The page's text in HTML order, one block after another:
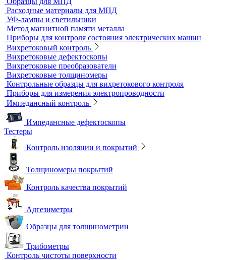
Контроль проникающими веществами
Образцы для ЦД
Пенетрант, проявитель, очиститель
Ультрафиолетовые лампы
Принадлежности для контроля проникающими веществами
Индукционные нагреватели
Нагреватели для монтажа подшипников
Магнитный контроль
Магнитопорошковые дефектоскопы и электромагниты
Магнитные толщиномеры покрытий
Магнитометры, коэрцитиметры и ферритометры
Автоматические линии и стенды магнитопорошкового
контроля
Образцы для МПД
Расходные материалы для МПД
УФ-лампы и светильники
Метод магнитной памяти металла
Приборы для контроля состояния электрических машин
Вихретоковый контроль
Вихретоковые дефектоскопы
Вихретоковые преобразователи
Вихретоковые толщиномеры
Контрольные образцы для вихретокового контроля
Приборы для измерения электропроводности
Импедансный контроль
Импедансные дефектоскопы
Тестеры